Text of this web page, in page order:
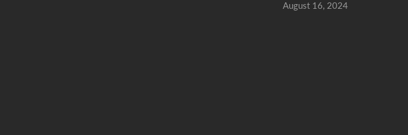
August 16, 2024